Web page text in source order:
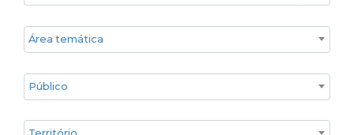
Áreas temáticas
Público
Territórios